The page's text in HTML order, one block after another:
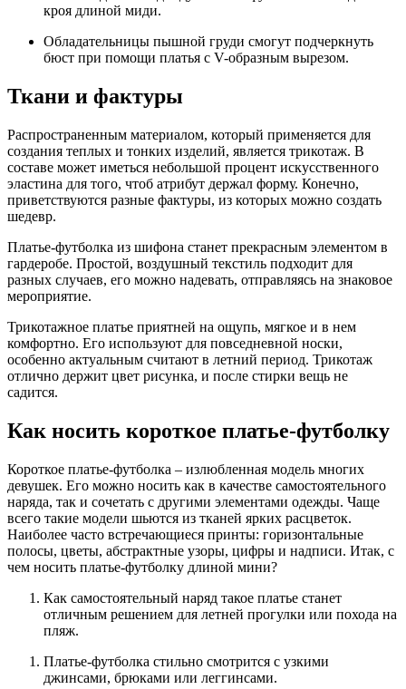
кроя длиной миди.
Обладательницы пышной груди смогут подчеркнуть
бюст при помощи платья с V-образным вырезом.
Ткани и фактуры
Распространенным материалом, который применяется для
создания теплых и тонких изделий, является трикотаж. В
составе может иметься небольшой процент искусственного
эластина для того, чтоб атрибут держал форму. Конечно,
приветствуются разные фактуры, из которых можно создать
шедевр.
Платье-футболка из шифона станет прекрасным элементом в
гардеробе. Простой, воздушный текстиль подходит для
разных случаев, его можно надевать, отправляясь на знаковое
мероприятие.
Трикотажное платье приятней на ощупь, мягкое и в нем
комфортно. Его используют для повседневной носки,
особенно актуальным считают в летний период. Трикотаж
отлично держит цвет рисунка, и после стирки вещь не
садится.
Как носить короткое платье-футболку
Короткое платье-футболка – излюбленная модель многих
девушек. Его можно носить как в качестве самостоятельного
наряда, так и сочетать с другими элементами одежды. Чаще
всего такие модели шьются из тканей ярких расцветок.
Наиболее часто встречающиеся принты: горизонтальные
полосы, цветы, абстрактные узоры, цифры и надписи. Итак, с
чем носить платье-футболку длиной мини?
Как самостоятельный наряд такое платье станет
отличным решением для летней прогулки или похода на
пляж.
Платье-футболка стильно смотрится с узкими
джинсами, брюками или леггинсами.